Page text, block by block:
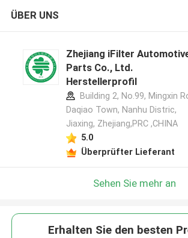
ÜBER UNS
Zhejiang iFilter
Parts Co., Ltd.
Herstellerprofil
Building 2, No.99, Mingxin
Daqiao Town, Nanhu Distric,
Jiaxing, Zhejiang,PRC ,CHINA
5.0
Überprüfter Lieferant
Sehen Sie mehr an
Erhalten Sie den besten